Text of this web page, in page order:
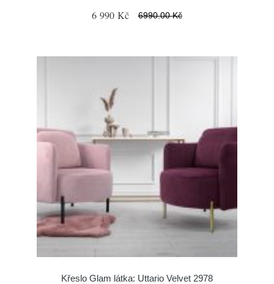
6 990 Kč 6990.00 Kč
Křeslo Glam látka: Uttario Velvet 2978